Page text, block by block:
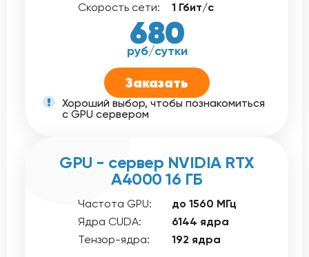
Скорость сети:
1 Гбит/с
680
руб/сутки
Заказать
Хороший выбор, чтобы познакомиться
с GPU сервером
GPU - сервер NVIDIA RTX
A4000 16 ГБ
Частота GPU:
до 1560 МГц
Ядра CUDA:
6144 ядра
Тензор-ядра:
192 ядра